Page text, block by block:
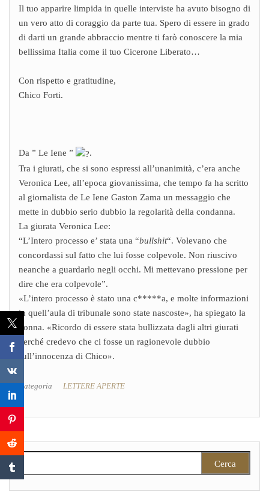
Il tuo apparire limpida in quelle interviste ha avuto bisogno di
un vero atto di coraggio da parte tua. Spero di essere in grado
di darti un grande abbraccio mentre ti farò conoscere la mia
bellissima Italia come il tuo Cicerone Liberato…
Con rispetto e gratitudine,
Chico Forti.
Da ” Le Iene ”
.
Tra i giurati, che si sono espressi all’unanimità, c’era anche
Veronica Lee, all’epoca giovanissima, che tempo fa ha scritto
al giornalista de Le Iene Gaston Zama un messaggio che
mette in dubbio serio dubbio la regolarità della condanna.
La giurata Veronica Lee:
“L’Intero processo e’ stata una “bullshit“. Volevano che
concordassi sul fatto che lui fosse colpevole. Non riuscivo
neanche a guardarlo negli occhi. Mi mettevano pressione per
dire che era colpevole”.
«L’intero processo è stato una c*****a, e molte informazioni
in quell’aula di tribunale sono state nascoste», ha spiegato la
donna. «Ricordo di essere stata bullizzata dagli altri giurati
perché credevo che ci fosse un ragionevole dubbio
sull’innocenza di Chico».
Categoria LETTERE APERTE
Ricerca per: